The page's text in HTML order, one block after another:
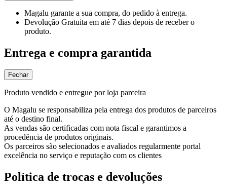
Magalu garante a sua compra, do pedido à entrega.
Devolução Gratuita em até 7 dias depois de receber o
produto.
Entrega e compra garantida
Fechar
Produto vendido e entregue por loja parceira
O Magalu se responsabiliza pela entrega dos produtos de parceiros
até o destino final.
As vendas são certificadas com nota fiscal e garantimos a
procedência de produtos originais.
Os parceiros são selecionados e avaliados regularmente portal
excelência no serviço e reputação com os clientes
Política de trocas e devoluções